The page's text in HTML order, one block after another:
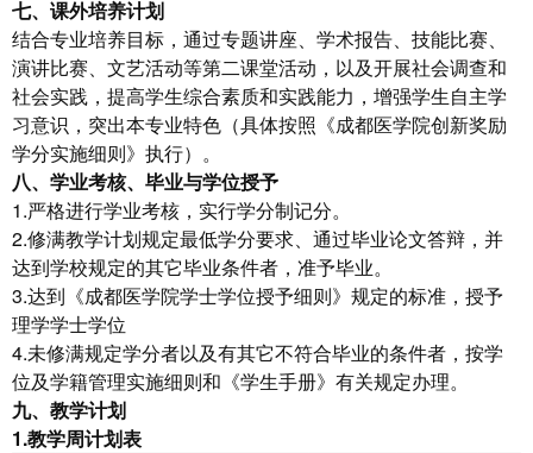
七、课外培养计划
结合专业培养目标，通过专题讲座、学术报告、技能比赛、
演讲比赛、文艺活动等第二课堂活动，以及开展社会调查和
社会实践，提高学生综合素质和实践能力，增强学生自主学
习意识，突出本专业特色（具体按照《成都医学院创新奖励
学分实施细则》执行）。
八、学业考核、毕业与学位授予
1.严格进行学业考核，实行学分制记分。
2.修满教学计划规定最低学分要求、通过毕业论文答辩，并
达到学校规定的其它毕业条件者，准予毕业。
3.达到《成都医学院学士学位授予细则》规定的标准，授予
理学学士学位
4.未修满规定学分者以及有其它不符合毕业的条件者，按学
位及学籍管理实施细则和《学生手册》有关规定办理。
九、教学计划
1.教学周计划表